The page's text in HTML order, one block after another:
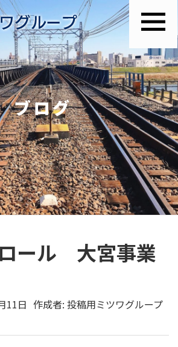
ブログ
ール 大宮事業
11日 作成者: 投稿用ミツワグループ